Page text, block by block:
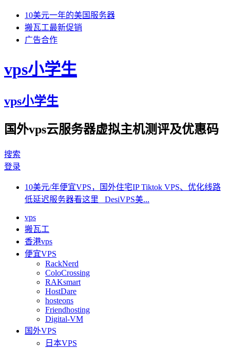
10美元一年的美国服务器
搬瓦工最新促销
广告合作
vps小学生
vps小学生
国外vps云服务器虚拟主机测评及优惠码
搜索
登录
10美元/年便宜VPS，国外住宅IP Tiktok VPS、优化线路
低延迟服务器看这里 DesiVPS美...
vps
搬瓦工
香港vps
便宜VPS
RackNerd
ColoCrossing
RAKsmart
HostDare
hosteons
Friendhosting
Digital-VM
国外VPS
日本VPS